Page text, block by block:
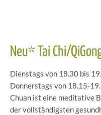
Neu* Tai Chi/
Dienstags von 18.30 bis
Donnerstags von 18.15-
Chuan ist eine meditative
der vollständigsten